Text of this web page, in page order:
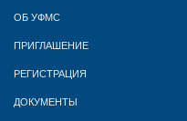
ОБ УФМС
ПРИГЛАШЕНИЕ
РЕГИСТРАЦИЯ
ДОКУМЕНТЫ